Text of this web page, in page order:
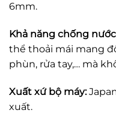
6mm.
Khả năng chống
thể thoải mái mang
phùn, rửa tay,… mà
Xuất xứ bộ máy:
xuất.